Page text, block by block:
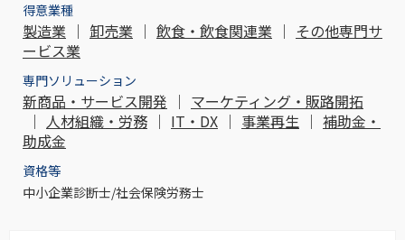
得意業種
製造業 ｜ 卸売業 ｜ 飲食・飲食関連業 ｜ その他専門サ
ービス業
専門ソリューション
新商品・サービス開発 ｜ マーケティング・販路開拓
｜ 人材組織・労務 ｜ IT・DX ｜ 事業再生 ｜ 補助金・
助成金
資格等
中小企業診断士/社会保険労務士